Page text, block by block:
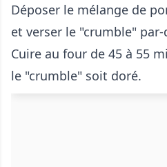
Déposer le mélange de
et verser le "crumble" par-
Cuire au four de 45 à 55
le "crumble" soit doré.